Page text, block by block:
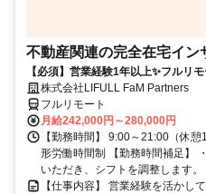
不動産関連の完全在宅イン
【必須】営業経験1年以上✨フルリ
有 株式会社LIFULL FaM Partners
フルリモート
月給242,000円～280,000円
【勤務時間】 9:00～21:00（休
形労働時間制 【勤務時間補足】
いただき、シフトを調整します。
【仕事内容】 営業経験を活かし